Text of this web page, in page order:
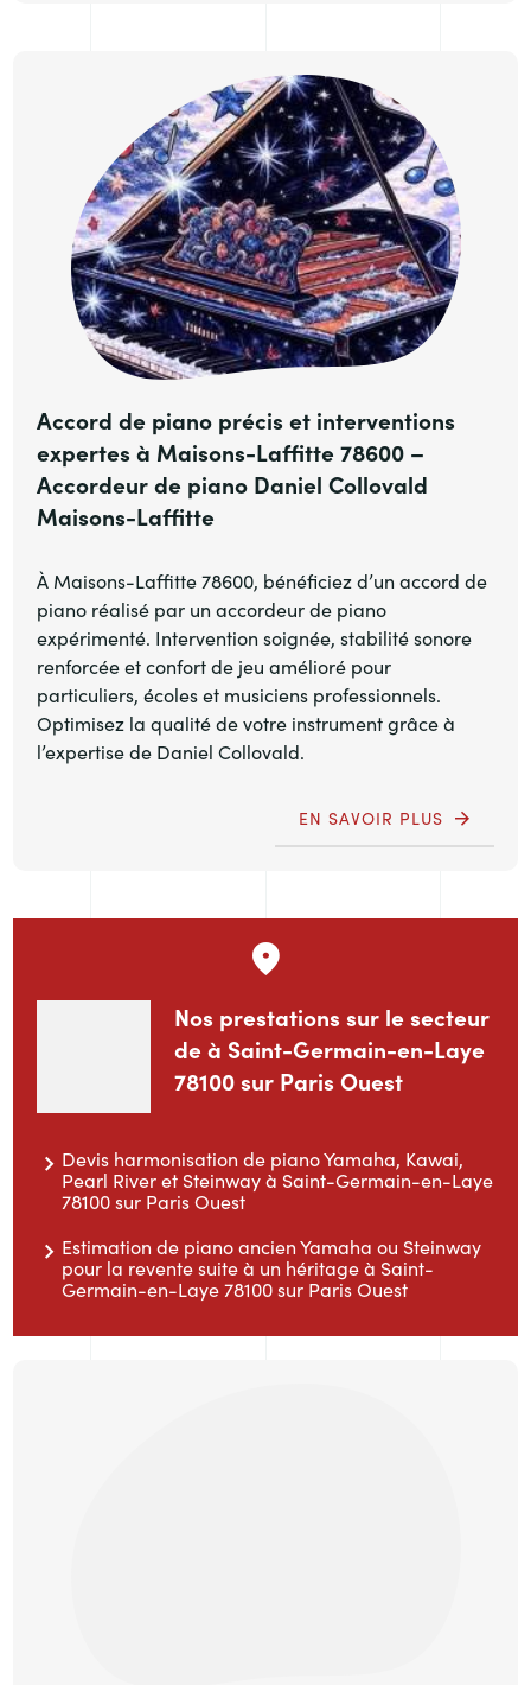
Accord de piano précis et interventions
expertes à Maisons-Laffitte 78600 –
Accordeur de piano Daniel Collovald
Maisons-Laffitte
À Maisons-Laffitte 78600, bénéficiez d’un accord de
piano réalisé par un accordeur de piano
expérimenté. Intervention soignée, stabilité sonore
renforcée et confort de jeu amélioré pour
particuliers, écoles et musiciens professionnels.
Optimisez la qualité de votre instrument grâce à
l’expertise de Daniel Collovald.
EN SAVOIR PLUS
Nos prestations sur le secteur
de à Saint-Germain-en-Laye
78100 sur Paris Ouest
Devis harmonisation de piano Yamaha, Kawai,
Pearl River et Steinway à Saint-Germain-en-Laye
78100 sur Paris Ouest
Estimation de piano ancien Yamaha ou Steinway
pour la revente suite à un héritage à Saint-
Germain-en-Laye 78100 sur Paris Ouest